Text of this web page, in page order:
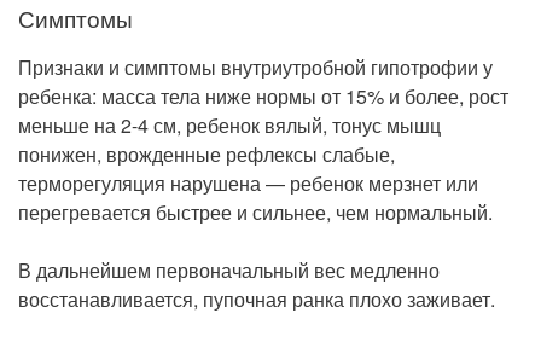
Симптомы
Признаки и симптомы внутриутробной гипотрофии у
ребенка: масса тела ниже нормы от 15% и более, рост
меньше на 2-4 см, ребенок вялый, тонус мышц
понижен, врожденные рефлексы слабые,
терморегуляция нарушена — ребенок мерзнет или
перегревается быстрее и сильнее, чем нормальный.
В дальнейшем первоначальный вес медленно
восстанавливается, пупочная ранка плохо заживает.